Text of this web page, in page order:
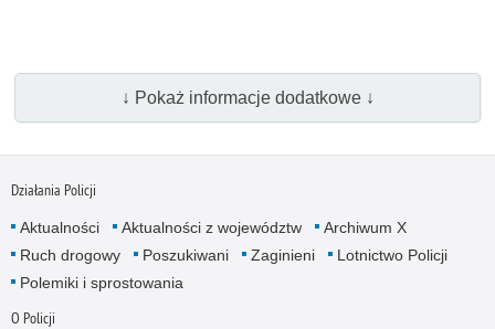
↓ Pokaż informacje dodatkowe ↓
Działania Policji
Aktualności Aktualności z województw
Archiwum X
Ruch drogowy
Poszukiwani Zaginieni
Lotnictwo Policji
Polemiki i sprostowania
O Policji